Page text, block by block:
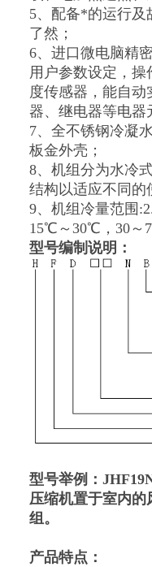
5、配备*的运行及
了然；
6、进口微电脑精
用户参数设定，
度传感器，能自
器、继电器等电器
7、全不锈钢冷凝
板金外壳；
8、机组分为水冷
结构以适应不同的
9、机组冷量范围
15℃～30℃，30～
型号编制说明：
型号举例：J
压缩机置于室内
组。
产品特点：